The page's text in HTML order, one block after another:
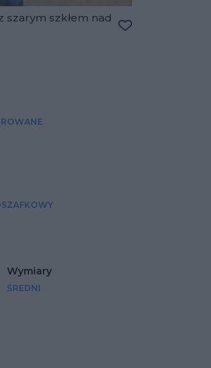
szarym szkłem nad
Wymiary
ŚREDNI